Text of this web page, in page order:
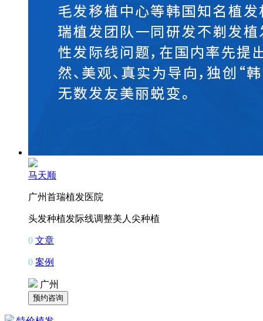
马天顺
广州首瑞植发医院
头发种植发际线调整美人尖种植
0 文章
0 案例
广州